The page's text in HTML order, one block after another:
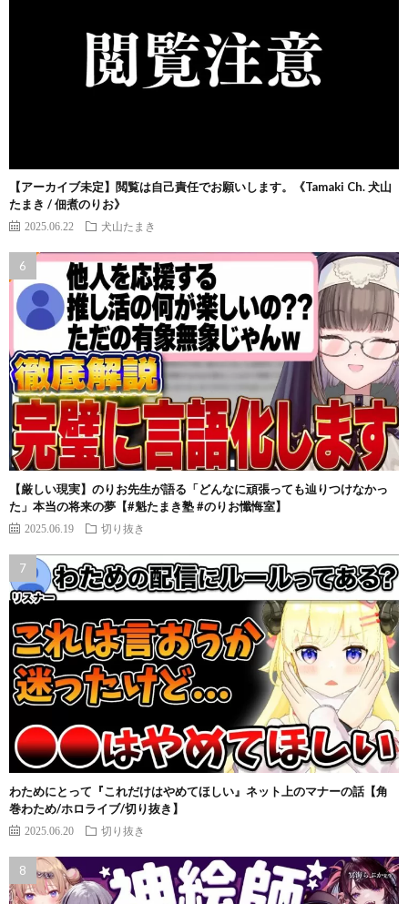
【アーカイブ未定】閲覧は自己責任でお願いします。《Tamaki Ch. 犬山
たまき / 佃煮のりお》
2025.06.22 犬山たまき
【厳しい現実】のりお先生が語る「どんなに頑張っても辿りつけなかっ
た」本当の将来の夢【#魁たまき塾 #のりお懺悔室】
2025.06.19 切り抜き
わためにとって『これだけはやめてほしい』ネット上のマナーの話【角
巻わため/ホロライブ/切り抜き】
2025.06.20 切り抜き